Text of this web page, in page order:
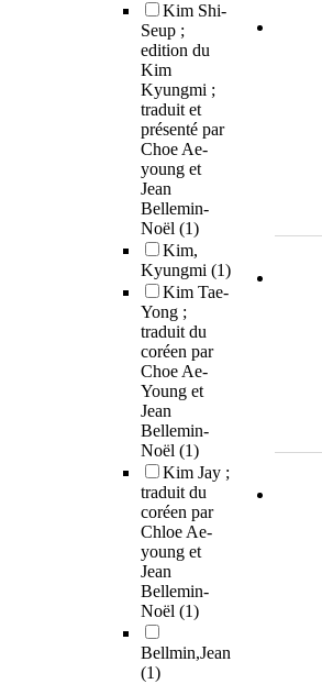
Kim Shi-
Seup ;
edition du
Kim
Kyungmi ;
traduit et
présenté par
Choe Ae-
young et
Jean
Bellemin-
Noël (1)
Kim,
Kyungmi (1)
Kim Tae-
Yong ;
traduit du
coréen par
Choe Ae-
Young et
Jean
Bellemin-
Noël (1)
Kim Jay ;
traduit du
coréen par
Chloe Ae-
young et
Jean
Bellemin-
Noël (1)
Bellmin,Jean
(1)